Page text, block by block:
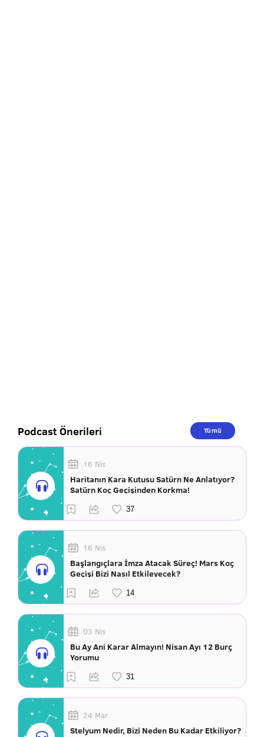
Podcast Önerileri Tümü
16 Nis
Haritanın Kara Kutusu Satürn Ne Anlatıyor?
Satürn Koç Geçişinden Korkma!
16 Nis
Başlangıçlara İmza Atacak Süreç! Mars Koç
Geçişi Bizi Nasıl Etkileyecek?
03 Nis
Bu Ay Ani Karar Almayın! Nisan Ayı 12 Burç
Yorumu
24 Mar
Stelyum Nedir, Bizi Neden Bu Kadar Etkiliyor?